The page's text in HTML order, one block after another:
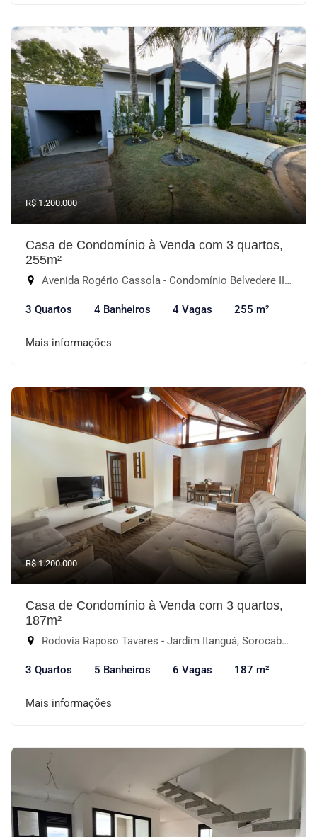
R$ 1.200.000
Casa de Condomínio à Venda com 3 quartos,
255m²
Avenida Rogério Cassola - Condomínio Belvedere II, Votorantim-SP
3 Quartos 4 Banheiros 4 Vagas 255 m²
Mais informações
R$ 1.200.000
Casa de Condomínio à Venda com 3 quartos,
187m²
Rodovia Raposo Tavares - Jardim Itanguá, Sorocaba-SP
3 Quartos 5 Banheiros 6 Vagas 187 m²
Mais informações